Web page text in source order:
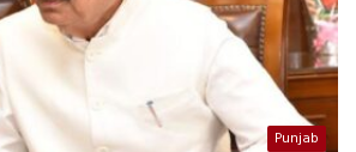
Punjab